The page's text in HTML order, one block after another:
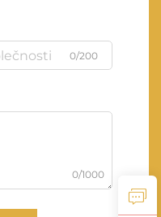
0/200
0/1000